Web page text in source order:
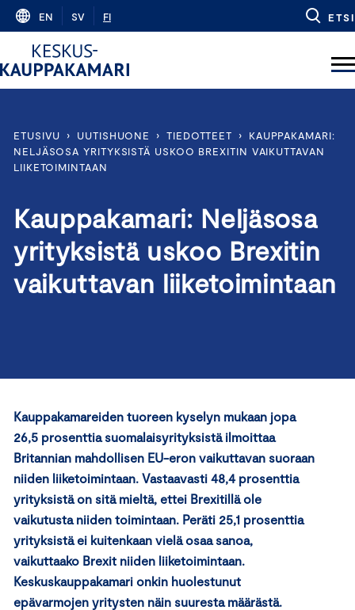
Skip
content
EN SV FI ETSI
ETUSIVU › UUTISHUONE › TIEDOTTEET ›
KAUPPAKAMARI:
NELJÄSOSA YRITYKSISTÄ USKOO BREXITIN VAIKUTTAVAN
LIIKETOIMINTAAN
Kauppakamari: Neljäsosa
yrityksistä uskoo Brexitin
vaikuttavan liiketoimintaan
Kauppakamareiden tuoreen kyselyn mukaan jopa
26,5 prosenttia suomalaisyrityksistä ilmoittaa
Britannian mahdollisen EU-eron vaikuttavan suoraan
niiden liiketoimintaan. Vastaavasti 48,4 prosenttia
yrityksistäon sitä mieltä, ettei Brexitillä ole
vaikutusta niiden toimintaan. Peräti 25,1 prosenttia
yrityksistä ei kuitenkaan vielä osaa sanoa,
vaikuttaako Brexit niiden liiketoimintaan.
Keskuskauppakamari onkin huolestunut
epävarmojen yritysten näin suuresta määrästä.